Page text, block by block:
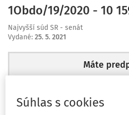
1Obdo/19/2020 - 10
Najvyšší súd SR - senát
Vydané: 25. 5. 2021
Máte
Súhlas s cookies